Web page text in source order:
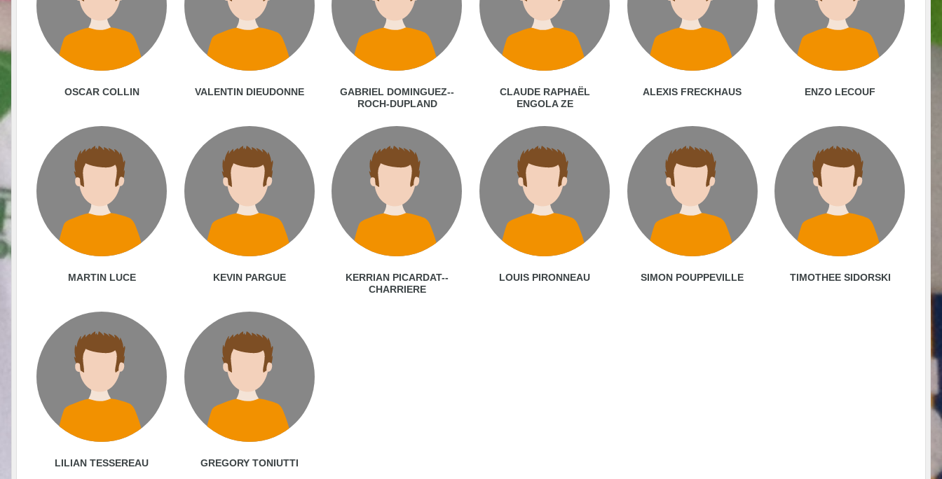
OSCAR COLLIN VALENTIN DIEUDONNE
GABRIEL DOMINGUEZ--
ROCH-DUPLAND
CLAUDE RAPHAËL
ENGOLA ZE
ALEXIS FRECKHAUS ENZO LECOUF
MARTIN LUCE KEVIN PARGUE
KERRIAN PICARDAT--
CHARRIERE
LOUIS PIRONNEAU SIMON POUPPEVILLE TIMOTHEE SIDORSKI
LILIAN TESSEREAU GREGORY TONIUTTI